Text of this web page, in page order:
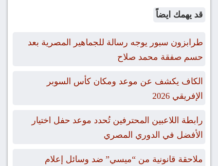
قد يهمك ايضاً
طرابزون سبور يوجه رسالة للجماهير المصرية بعد
حسم صفقة محمد صلاح
الكاف يكشف عن موعد ومكان كأس السوبر
الإفريقي 2026
رابطة اللاعبين المحترفين تُحدد موعد حفل اختيار
الأفضل في الدوري المصري
ملاحقة قانونية من “ميسي” ضد وسائل إعلام